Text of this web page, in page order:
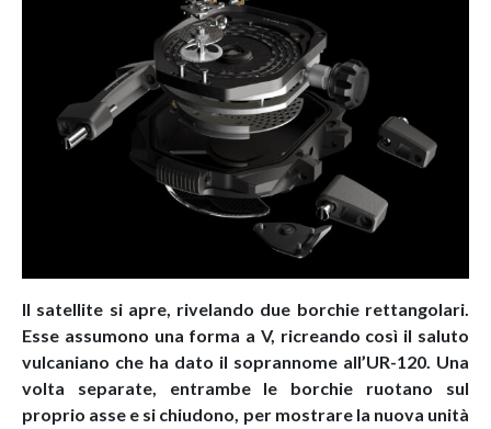
Il satellite si apre, rivelando due borchie rettangolari.
Esse assumono una forma a V, ricreando così il saluto
vulcaniano che ha dato il soprannome all’UR-120. Una
volta separate, entrambe le borchie ruotano sul
proprio asse e si chiudono, per mostrare la nuova unità